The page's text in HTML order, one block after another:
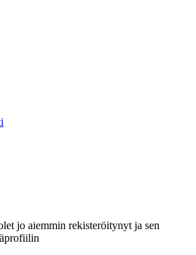
jo aiemmin rekisteröitynyt ja sen